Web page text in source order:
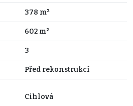
378 m²
602 m²
3
Před rekonstrukcí
Cihlová